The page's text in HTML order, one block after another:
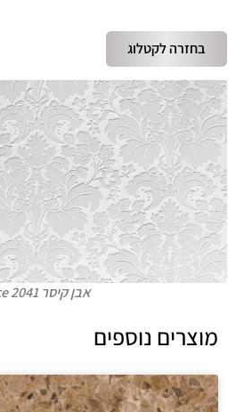
בחזרה לקטלוג
אבן קיסר lace 2041
מוצרים נוספים